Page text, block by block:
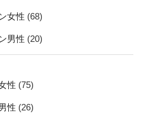
女性 (68)
男性 (20)
性 (75)
性 (26)